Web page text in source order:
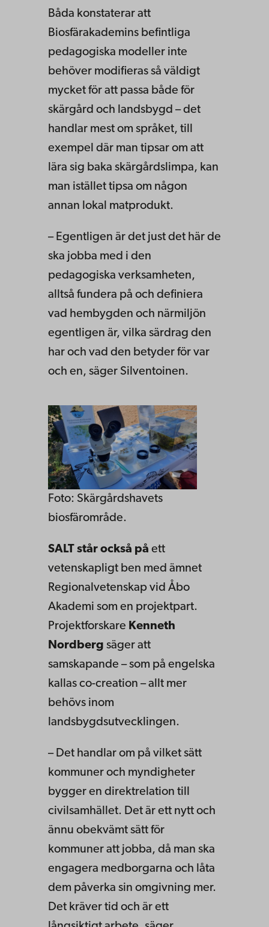
Båda konstaterar att
Biosfärakademins befintliga
pedagogiska modeller inte
behöver modifieras så väldigt
mycket för att passa både för
skärgård och landsbygd – det
handlar mest om språket, till
exempel där man tipsar om att
lära sig baka skärgårdslimpa, kan
man istället tipsa om någon
annan lokal matprodukt.
– Egentligen är det just det här de
ska jobba med i den
pedagogiska verksamheten,
alltså fundera på och definiera
vad hembygden och närmiljön
egentligen är, vilka särdrag den
har och vad den betyder för var
och en, säger Silventoinen.
Foto: Skärgårdshavets
biosfärområde.
SALT står också på ett
vetenskapligt ben med ämnet
Regionalvetenskap vid Åbo
Akademi som en projektpart.
Projektforskare Kenneth
Nordberg säger att
samskapande – som på engelska
kallas co-creation – allt mer
behövs inom
landsbygdsutvecklingen.
– Det handlar om på vilket sätt
kommuner och myndigheter
bygger en direktrelation till
civilsamhället. Det är ett nytt och
ännu obekvämt sätt för
kommuner att jobba, då man ska
engagera medborgarna och låta
dem påverka sin omgivning mer.
Det kräver tid och är ett